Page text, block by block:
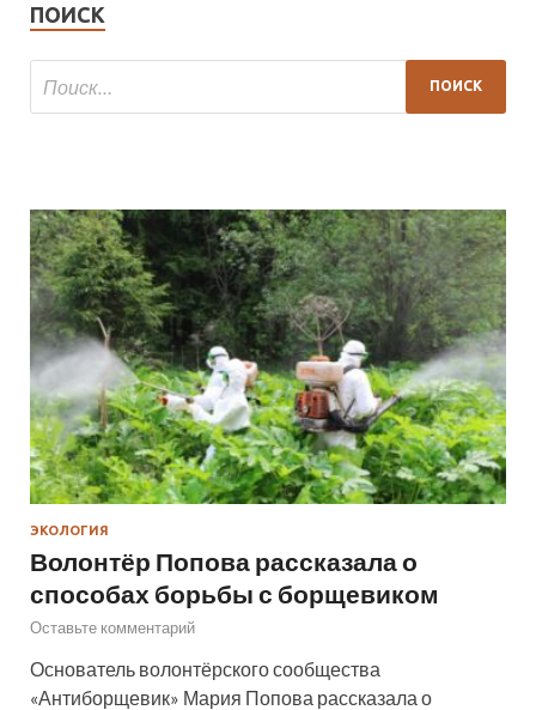
ПОИСК
ЭКОЛОГИЯ
Волонтёр Попова рассказала о
способах борьбы с борщевиком
Оставьте комментарий
Основатель волонтёрского сообщества
«Антиборщевик» Мария Попова рассказала о